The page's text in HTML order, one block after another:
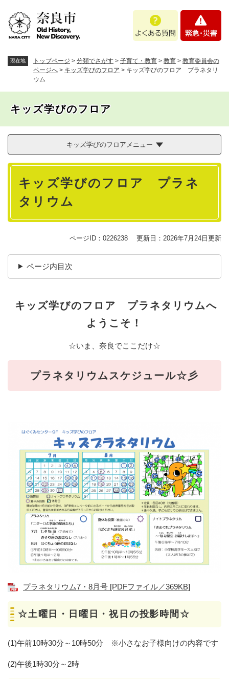
。
あ
問
・
現在地 トップページ > 分類でさがす > 子育て・教育 > 教育 > 教育委員会の
ページへ > キッズ学びのフロア > キッズ学びのフロア プラネタリ
ウム
キッズ学びのフロア
キッズ学びのフロアメニュー
本
キッズ学びのフロア プラネ
タリウム
ページID：0226238 更新日：2026年7月24日更新
ページ内目次
キッズ学びのフロア プラネタリウムへ
ようこそ！
☆いま、奈良でここだけ☆
プラネタリウムスケジュール☆彡
プラネタリウム7・8月号 [PDFファイル／369KB]
☆土曜日・日曜日・祝日の投影時間☆
(1)午前10時30分～10時50分 ※小さなお子様向けの内容です
(2)午後1時30分～2時